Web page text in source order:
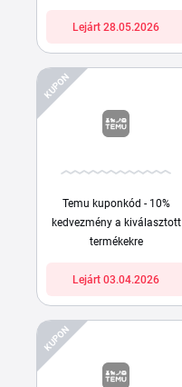
Lejárt 28.05.2026
KUPON
Temu kuponkód - 10%
kedvezmény a kiválasztott
termékekre
Lejárt 03.04.2026
KUPON